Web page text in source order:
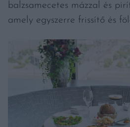
balzsamecetes mázzal és
amely egyszerre frissítő és